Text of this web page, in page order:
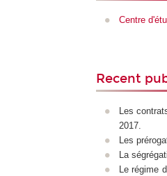
Centre
Recent
Les
2017.
Les
La
Le régime